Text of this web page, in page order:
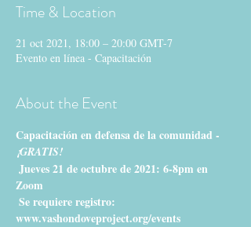
Time & Location
21 oct 2021, 18:00 – 20:00 GMT-7
Evento en línea - Capacitación
About the Event
Capacitación en defensa de la comunidad -
¡GRATIS!
Jueves 21 de octubre de 2021: 6-8pm en
Zoom
Se requiere registro:
www.vashondoveproject.org/events